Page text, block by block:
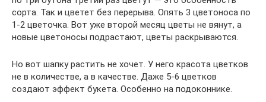
сорта. Так и цветет без перерыва. Опять 3 цветоноса по
1-2 цветочка. Вот уже второй месяц цветы не вянут, а
новые цветоносы подрастают, цветы раскрываются.
Но вот шапку растить не хочет. У него красота цветков
не в количестве, а в качестве. Даже 5-6 цветков
создают эффект букета. Особенно на подоконнике.